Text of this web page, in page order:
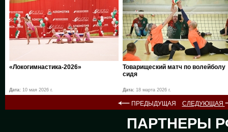
«Локогимнастика-2026»
Дата: 10 мая 2026 г.
Товарищеский матч по волейболу
сидя
Дата: 18 марта 2026 г.
ПРЕДЫДУЩАЯ СЛЕДУЮЩАЯ
ПАРТНЕРЫ